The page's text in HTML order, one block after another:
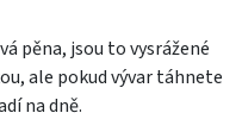
pěna, jsou to vysrážené
ale pokud vývar táhnete
na dně.